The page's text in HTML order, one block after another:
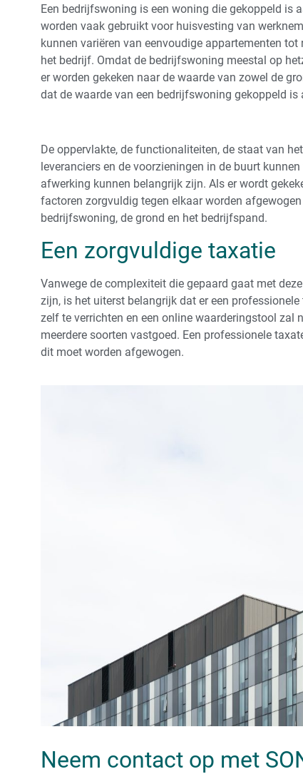
Een bedrijfswoning is een woning die gekoppeld is
worden vaak gebruikt voor huisvesting van
kunnen variëren van eenvoudige appartementen
het bedrijf. Omdat de bedrijfswoning meestal op
er worden gekeken naar de waarde van zowel de
dat de waarde van een bedrijfswoning gekoppeld is
De oppervlakte, de functionaliteiten, de staat van
leveranciers en de voorzieningen in de buurt
afwerking kunnen belangrijk zijn. Als er wordt
factoren zorgvuldig tegen elkaar worden
bedrijfswoning, de grond en het bedrijfspand.
Een zorgvuldige taxatie
Vanwege de complexiteit die gepaard gaat met
zijn, is het uiterst belangrijk dat er een
zelf te verrichten en een online waarderingstool zal
meerdere soorten vastgoed. Een professionele
dit moet worden afgewogen.
Neem contact op met